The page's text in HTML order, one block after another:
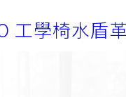
工學椅水盾